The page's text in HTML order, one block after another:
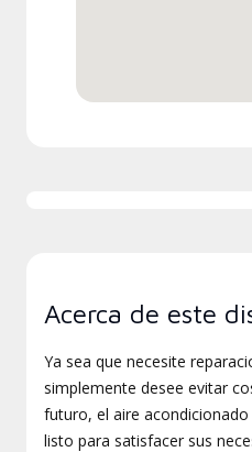
Acerca de este
Ya sea que necesite
simplemente desee evitar
futuro, el aire
listo para satisfacer sus